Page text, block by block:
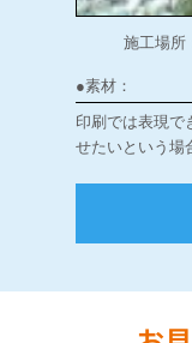
施工場所
●素材：
印刷では表現で
せたいという場